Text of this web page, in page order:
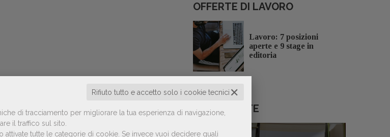
✕
Rifiuto tutto e accetto solo i cookie tecnici
di tracciamento per migliorare la tua esperienza di navigazione,
il traffico sul sito.
attivate tutte le categorie di cookie. Se invece vuoi decidere quali
OFFERTE DI LAVORO
Lavoro: 7 posizioni
aperte e 9 stage in
editoria
LE PIÙ LETTE